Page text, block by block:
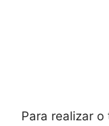
Para realizar